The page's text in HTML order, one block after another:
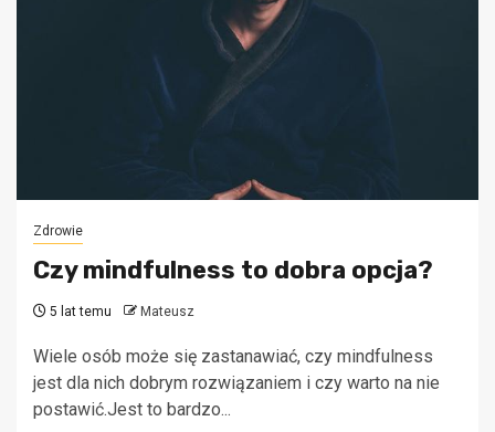
Zdrowie
Czy mindfulness to dobra opcja?
5 lat temu Mateusz
Wiele osób może się zastanawiać, czy mindfulness
jest dla nich dobrym rozwiązaniem i czy warto na nie
postawić.Jest to bardzo...